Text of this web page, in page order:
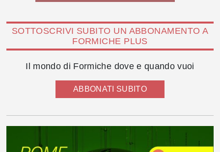
SOTTOSCRIVI SUBITO UN ABBONAMENTO A
FORMICHE PLUS
Il mondo di Formiche dove e quando vuoi
ABBONATI SUBITO